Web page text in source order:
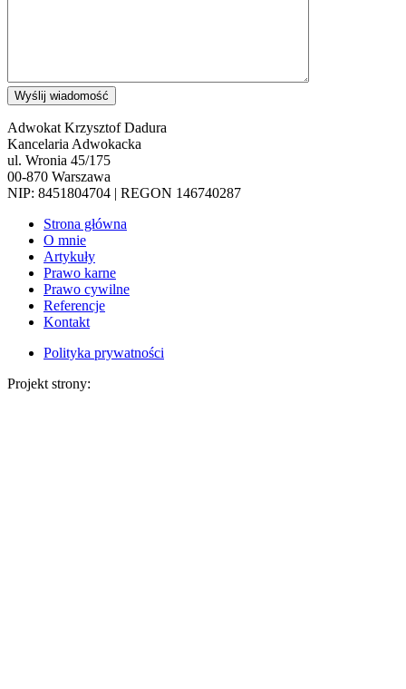
Adwokat Krzysztof Dadura
Kancelaria Adwokacka
ul. Wronia 45/175
00-870 Warszawa
NIP: 8451804704 | REGON 146740287
Strona główna
O mnie
Artykuły
Prawo karne
Prawo cywilne
Referencje
Kontakt
Polityka prywatności
Projekt strony: